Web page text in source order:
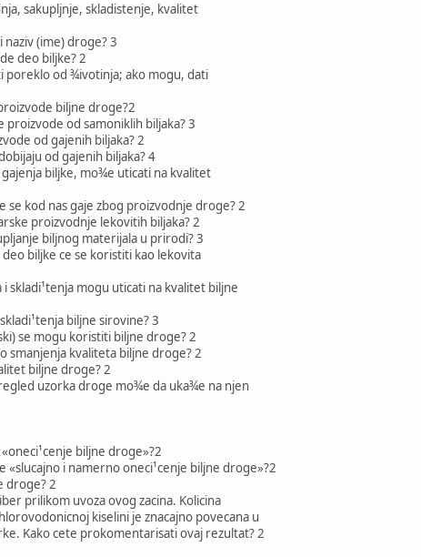
sakupljnje, skladistenje, kvalitet
(ime) droge? 3
deo biljke? 2
poreklo od ¾ivotinja; ako mogu, dati
biljne droge?2
proizvode od samoniklih biljaka? 3
od gajenih biljaka? 2
od gajenih biljaka? 4
biljke, mo¾e uticati na kvalitet
se kod nas gaje zbog proizvodnje droge? 2
proizvodnje lekovitih biljaka? 2
biljnog materijala u prirodi? 3
biljke ce se koristiti kao lekovita
i skladi¹tenja mogu uticati na kvalitet biljne
biljne sirovine? 3
se mogu koristiti biljne droge? 2
smanjenja kvaliteta biljne droge? 2
biljne droge? 2
uzorka droge mo¾e da uka¾e na njen
biljne droge»?2
i namerno oneci¹cenje biljne droge»?2
droge? 2
prilikom uvoza ovog zacina. Kolicina
kiselini je znacajno povecana u
Kako cete prokomentarisati ovaj rezultat? 2